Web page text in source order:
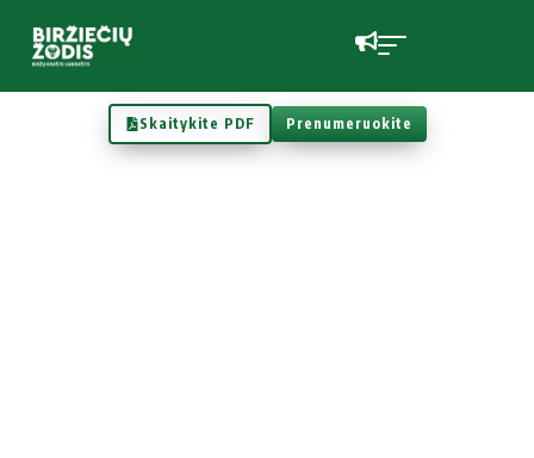
Skaitykite PDF Prenumeruokite